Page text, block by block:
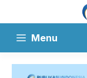
ke
Menu